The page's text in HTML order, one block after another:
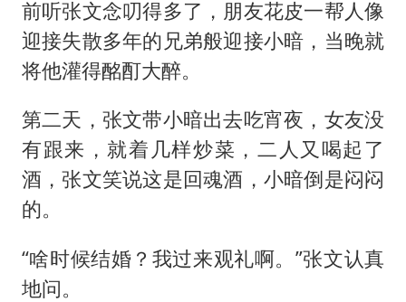
前听张文念叨得多了，朋友花皮一帮人像
迎接失散多年的兄弟般迎接小暗，当晚就
将他灌得酩酊大醉。
第二天，张文带小暗出去吃宵夜，女友没
有跟来，就着几样炒菜，二人又喝起了
酒，张文笑说这是回魂酒，小暗倒是闷闷
的。
“啥时候结婚？我过来观礼啊。”张文认真
地问。